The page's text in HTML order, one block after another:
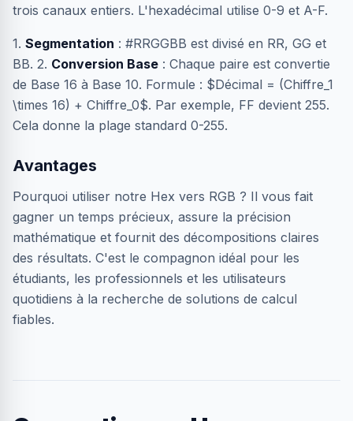
trois canaux entiers. L'hexadécimal utilise 0-9 et A-F.
1. Segmentation : #RRGGBB est divisé en RR, GG et
BB. 2. Conversion Base : Chaque paire est convertie
de Base 16 à Base 10. Formule : $Décimal = (Chiffre_1
\times 16) + Chiffre_0$. Par exemple, FF devient 255.
Cela donne la plage standard 0-255.
Avantages
Pourquoi utiliser notre Hex vers RGB ? Il vous fait
gagner un temps précieux, assure la précision
mathématique et fournit des décompositions claires
des résultats. C'est le compagnon idéal pour les
étudiants, les professionnels et les utilisateurs
quotidiens à la recherche de solutions de calcul
fiables.